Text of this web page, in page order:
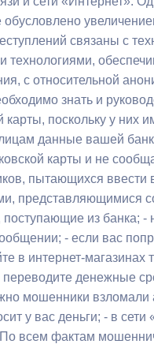
Списки
учете в
обусловлено
связаны с
технологиями,
с относительной
знать и
поскольку у них
данные вашей
карты и не
пытающихся ввести
представляющимися
из банка;
- если вас
в интернет-магазинах
денежные
мошенники взломали
у вас деньги; - в
всем фактам